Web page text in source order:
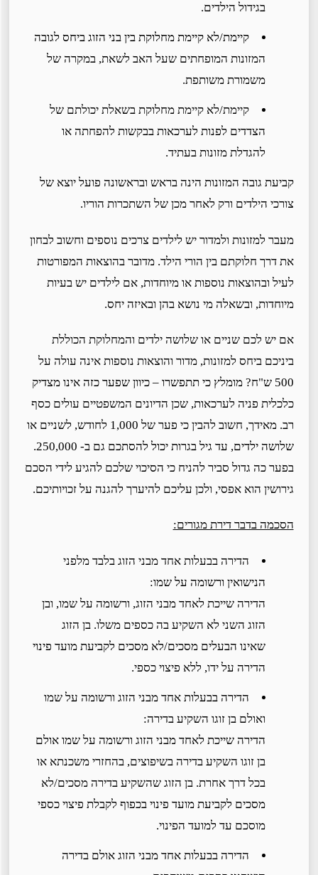
בגידול הילדים.
קיימת/לא קיימת מחלוקת בין בני הזוג ביחס לגובה
המזונות המופחתים שעל האב לשאת, במקרה של
משמורת משותפת.
קיימת/לא קיימת מחלוקת בשאלת יכולתם של
הצדדים לפנות לערכאות בבקשות להפחתה או
להגדלת מזונות בעתיד.
קביעת גובה המזונות הינה בראש ובראשונה פועל יוצא של
צורכי הילדים ורק לאחר מכן של השתכרות הוריו.
מעבר למזונות ולמדור יש לילדים צרכים נוספים וחשוב לבחון
את דרך חלוקתם בין הורי הילד. מדובר בהוצאות המפורטות
לעיל ובהוצאות נוספות או מיוחדות, אם לילדים יש בעיות
מיוחדות, ובשאלה מי נושא בהן ובאיזה יחס.
אם יש לכם שניים או שלושה ילדים והמחלוקת הכוללת
ביניכם ביחס למזונות, מדור והוצאות נוספות אינה עולה על
500 ש"ח? מומלץ כי תתפשרו – כיוון שפער כזה אינו מצדיק
כלכלית פניה לערכאות, שכן הדיונים המשפטיים עולים כסף
רב. מאידך, חשוב להבין כי פער של 1,000 לחודש, לשניים או
שלושה ילדים, עד גיל בגרות יכול להסתכם גם ב- 250,000.
בפער כה גדול סביר להניח כי הסיכוי שלכם להגיע לידי הסכם
גירושין הוא אפסי, ולכן עליכם להיערך להגנה על זכויותיכם.
הסכמה בדבר דירת מגורים:
הדירה בבעלות אחד מבני הזוג בלבד מלפני
הנישואין ורשומה על שמו:
הדירה שייכת לאחד מבני הזוג, ורשומה על שמו, ובן
הזוג השני לא השקיע בה כספים משלו. בן הזוג
שאינו הבעלים מסכים/לא מסכים לקביעת מועד פינוי
הדירה על ידו, ללא פיצוי כספי.
הדירה בבעלות אחד מבני הזוג ורשומה על שמו
ואולם בן זוגו השקיע בדירה:
הדירה שייכת לאחד מבני הזוג ורשומה על שמו אולם
בן זוגו השקיע בדירה בשיפוצים, בהחזרי משכנתא או
בכל דרך אחרת. בן הזוג שהשקיע בדירה מסכים/לא
מסכים לקביעת מועד פינוי בכפוף לקבלת פיצוי כספי
מוסכם עד למועד הפינוי.
הדירה בבעלות אחד מבני הזוג אולם בדירה